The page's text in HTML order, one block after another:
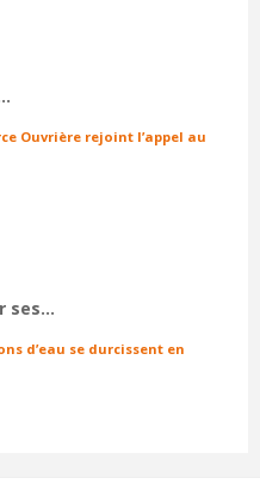
Ouvrière rejoint l’appel au
ses…
d’eau se durcissent en